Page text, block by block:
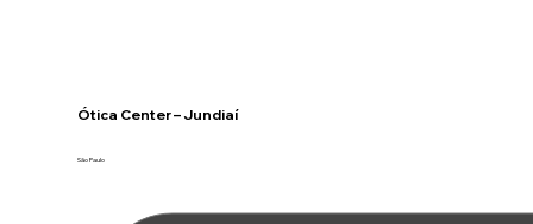
Ótica Center – Jundiaí
São Paulo